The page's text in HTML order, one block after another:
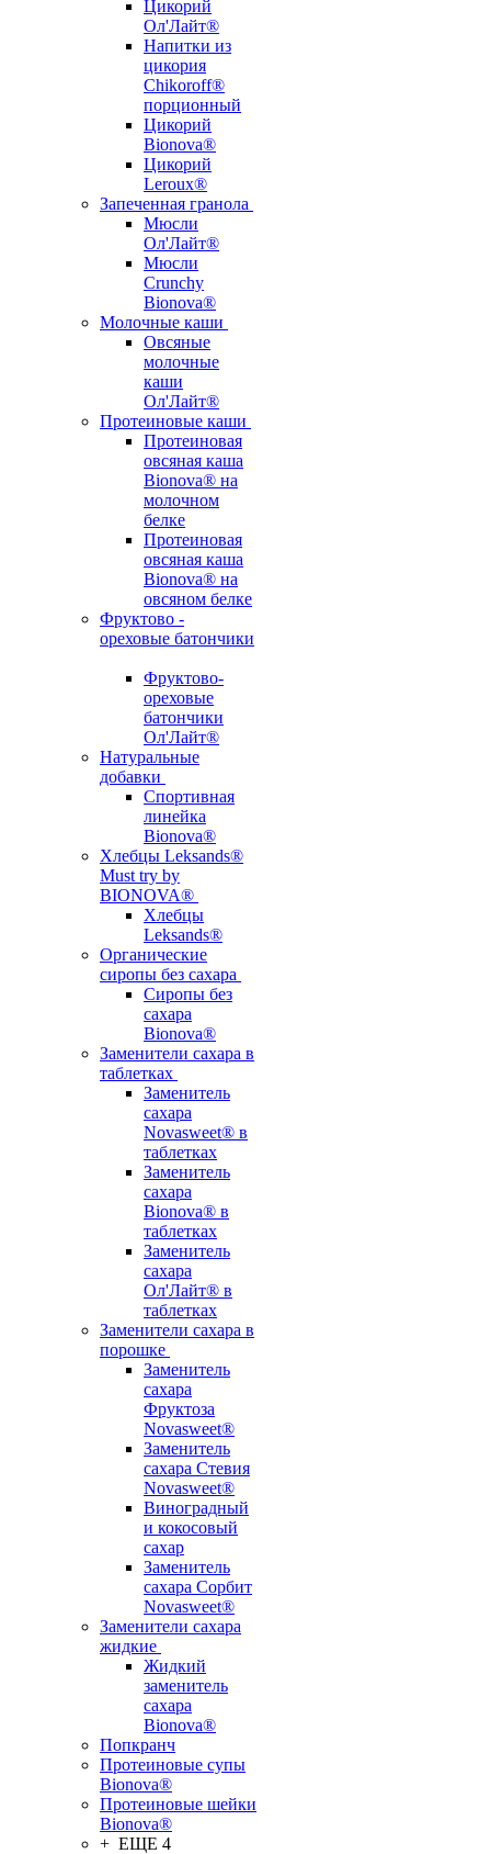
Цикорий
Ол'Лайт®
Напитки из
цикория
Chikoroff®
порционный
Цикорий
Bionova®
Цикорий
Leroux®
Запеченная гранола
Мюсли
Ол'Лайт®
Мюсли
Crunchy
Bionova®
Молочные каши
Овсяные
молочные
каши
Ол'Лайт®
Протеиновые каши
Протеиновая
овсяная каша
Bionova® на
молочном
белке
Протеиновая
овсяная каша
Bionova® на
овсяном белке
Фруктово -
ореховые батончики
Фруктово-
ореховые
батончики
Ол'Лайт®
Натуральные
добавки
Спортивная
линейка
Bionova®
Хлебцы Leksands®
Must try by
BIONOVA®
Хлебцы
Leksands®
Органические
сиропы без сахара
Сиропы без
сахара
Bionova®
Заменители сахара в
таблетках
Заменитель
сахара
Novasweet® в
таблетках
Заменитель
сахара
Bionova® в
таблетках
Заменитель
сахара
Ол'Лайт® в
таблетках
Заменители сахара в
порошке
Заменитель
сахара
Фруктоза
Novasweet®
Заменитель
сахара Стевия
Novasweet®
Виноградный
и кокосовый
сахар
Заменитель
сахара Сорбит
Novasweet®
Заменители сахара
жидкие
Жидкий
заменитель
сахара
Bionova®
Попкранч
Протеиновые супы
Bionova®
Протеиновые шейки
Bionova®
+ ЕЩЕ 4